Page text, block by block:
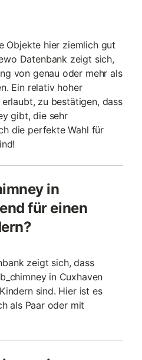
Objekte hier ziemlich gut
Datenbank zeigt sich,
von genau oder mehr als
Ein relativ hoher
zu bestätigen, dass
gibt, die sehr
die perfekte Wahl für
in
für einen
zeigt sich, dass
in Cuxhaven
sind. Hier ist es
als Paar oder mit